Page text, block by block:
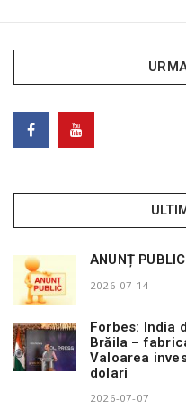
ANUNȚ PUBLIC
2026-07-14
Forbes: India
Brăila –
Valoarea
dolari
2026-07-07